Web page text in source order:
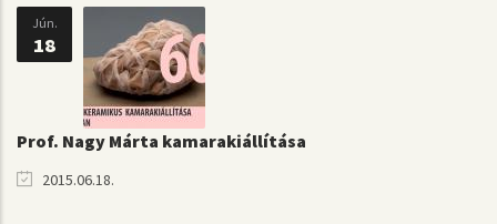
Jún.
18
Prof. Nagy Márta kamarakiállítása
2015.06.18.